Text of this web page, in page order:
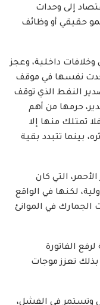
إلى وحدات
حقيقي أو وظائف
داخلية، وعجز
نفسها في موقف
النفط الذي توقف
حرمها من أهم
تمتلك منها إلا
بينما تتبدد بقية
التي كان
لكنها في الواقع
الجمارك في الموانئ
الفاتورة
بذلك تعزز موجات
وتستمر في الفشل،